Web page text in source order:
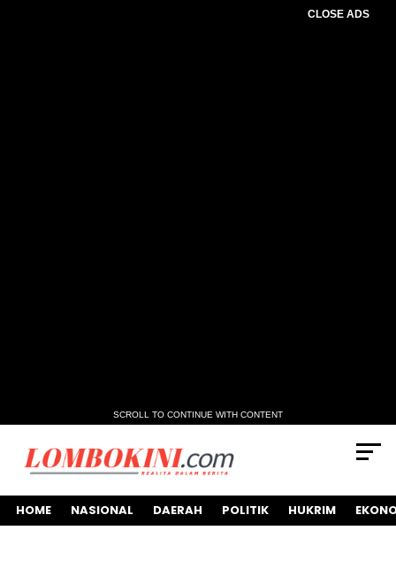
CLOSE ADS
SCROLL TO CONTINUE WITH CONTENT
HOME NASIONAL DAERAH POLITIK HUKRIM